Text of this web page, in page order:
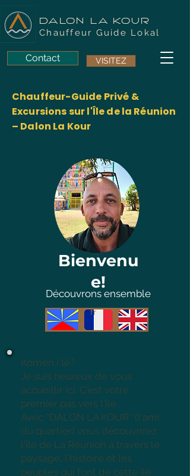
DALON LA KOUR
Chauffeur Guide Lokal
Contact VISITEZ
Chauffeur-Guide Privé &
Excursions sur l'Île de la Réunion
– Dalon La Kour
Bienvenu
e!
Découvrons ensemble
fr
Komen i lé?
Je suis heureux de vous
accueillir ici. C'est votre
premier pas vers l'île.
Avec ''DALON LA KOUR'' (l'ami
du quartier) vous découvrirez
l'île de La Réunion à travers le
paysage, l'histoire et les
peuples qui font de cette île